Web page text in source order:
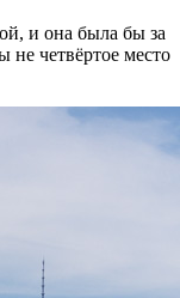
и она была бы за
не четвёртое место